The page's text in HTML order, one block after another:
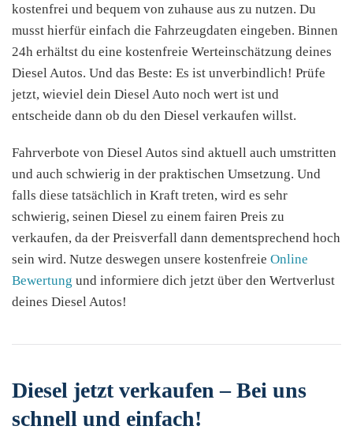
kostenfrei und bequem von zuhause aus zu nutzen. Du
musst hierfür einfach die Fahrzeugdaten eingeben. Binnen
24h erhältst du eine kostenfreie Werteinschätzung deines
Diesel Autos. Und das Beste: Es ist unverbindlich! Prüfe
jetzt, wieviel dein Diesel Auto noch wert ist und
entscheide dann ob du den Diesel verkaufen willst.
Fahrverbote von Diesel Autos sind aktuell auch umstritten
und auch schwierig in der praktischen Umsetzung. Und
falls diese tatsächlich in Kraft treten, wird es sehr
schwierig, seinen Diesel zu einem fairen Preis zu
verkaufen, da der Preisverfall dann dementsprechend hoch
sein wird. Nutze deswegen unsere kostenfreie Online
Bewertung und informiere dich jetzt über den Wertverlust
deines Diesel Autos!
Diesel jetzt verkaufen – Bei uns
schnell und einfach!